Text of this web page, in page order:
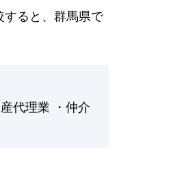
ると、群馬県で
代理業 ・仲介